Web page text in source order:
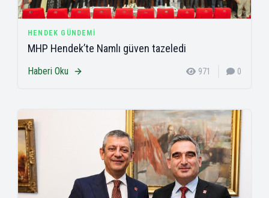
HENDEK GÜNDEMI
MHP Hendek’te Namlı güven tazeledi
Haberi Oku 971 0